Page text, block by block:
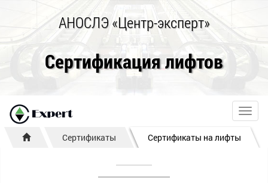
АНОСЛЭ «Центр-эксперт»
Сертификация лифтов
Сертификаты Сертификаты на лифты